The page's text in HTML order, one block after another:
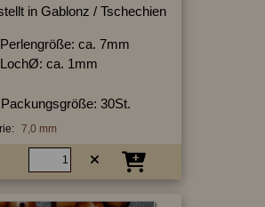
in Gablonz / Tschechien
Perlengröße: ca. 7mm
LochØ: ca. 1mm
Packungsgröße: 30St.
7,0 mm